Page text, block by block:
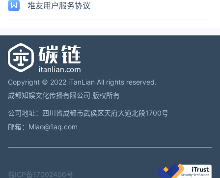
堆友用户服务协议
Copyright © 2022 iTanLian All rights reserved.
成都知娱文化传播有限公司 版权所有
公司地址：四川省成都市武侯区天府大道北段1700号
邮箱：Miao@1aq.com
蜀ICP备17002406号